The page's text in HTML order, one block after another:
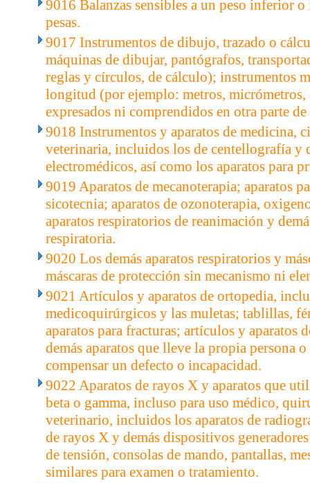
9016 Balanzas sensibles a un peso inferior
pesas.
9017 Instrumentos de dibujo, trazado o
máquinas de dibujar, pantógrafos,
reglas y círculos, de cálculo); instrumentos
longitud (por ejemplo: metros, micrómetros,
expresados ni comprendidos en otra parte
9018 Instrumentos y aparatos de medicina,
veterinaria, incluidos los de centellografía y
electromédicos, así como los aparatos para
9019 Aparatos de mecanoterapia; aparatos
sicotecnia; aparatos de ozonoterapia,
aparatos respiratorios de reanimación y
respiratoria.
9020 Los demás aparatos respiratorios y
máscaras de protección sin mecanismo ni
9021 Artículos y aparatos de ortopedia,
medicoquirúrgicos y las muletas; tablillas,
aparatos para fracturas; artículos y aparatos
demás aparatos que lleve la propia persona
compensar un defecto o incapacidad.
9022 Aparatos de rayos X y aparatos que
beta o gamma, incluso para uso médico,
veterinario, incluidos los aparatos de
de rayos X y demás dispositivos
de tensión, consolas de mando, pantallas,
similares para examen o tratamiento.